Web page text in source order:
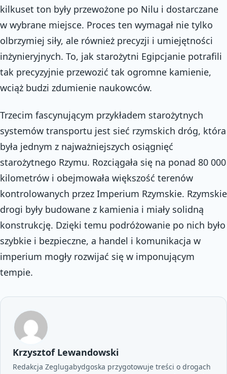
kilkuset ton były przewożone po Nilu i dostarczane
w wybrane miejsce. Proces ten wymagał nie tylko
olbrzymiej siły, ale również precyzji i umiejętności
inżynieryjnych. To, jak starożytni Egipcjanie potrafili
tak precyzyjnie przewozić tak ogromne kamienie,
wciąż budzi zdumienie naukowców.
Trzecim fascynującym przykładem starożytnych
systemów transportu jest sieć rzymskich dróg, która
była jednym z najważniejszych osiągnięć
starożytnego Rzymu. Rozciągała się na ponad 80 000
kilometrów i obejmowała większość terenów
kontrolowanych przez Imperium Rzymskie. Rzymskie
drogi były budowane z kamienia i miały solidną
konstrukcję. Dzięki temu podróżowanie po nich było
szybkie i bezpieczne, a handel i komunikacja w
imperium mogły rozwijać się w imponującym
tempie.
Krzysztof Lewandowski
Redakcja Zeglugabydgoska przygotowuje treści o drogach